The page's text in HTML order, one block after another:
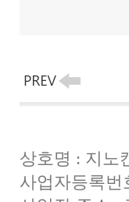
상호명 : 지노
사업자등록번